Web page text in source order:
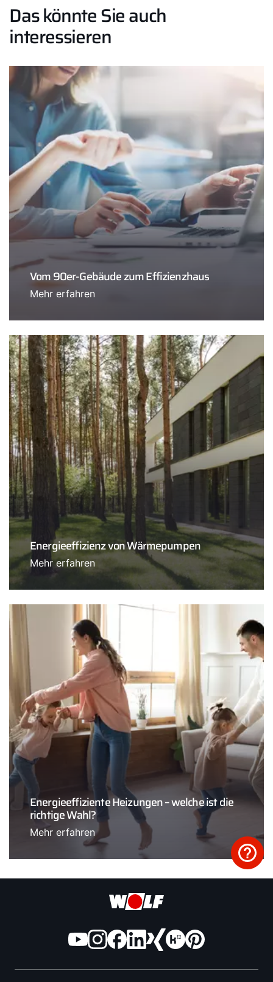
Das könnte Sie auch
interessieren
Vom 90er-Gebäude zum Effizienzhaus
Mehr erfahren
Energieeffizienz von Wärmepumpen
Mehr erfahren
Energieeffiziente Heizungen – welche ist die
richtige Wahl?
Mehr erfahren